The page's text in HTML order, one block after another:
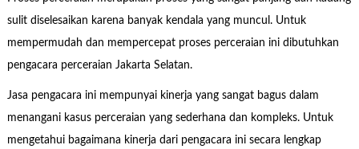
sulit diselesaikan karena banyak kendala yang muncul. Untuk
mempermudah dan mempercepat proses perceraian ini dibutuhkan
pengacara perceraian Jakarta Selatan.
Jasa pengacara ini mempunyai kinerja yang sangat bagus dalam
menangani kasus perceraian yang sederhana dan kompleks. Untuk
mengetahui bagaimana kinerja dari pengacara ini secara lengkap